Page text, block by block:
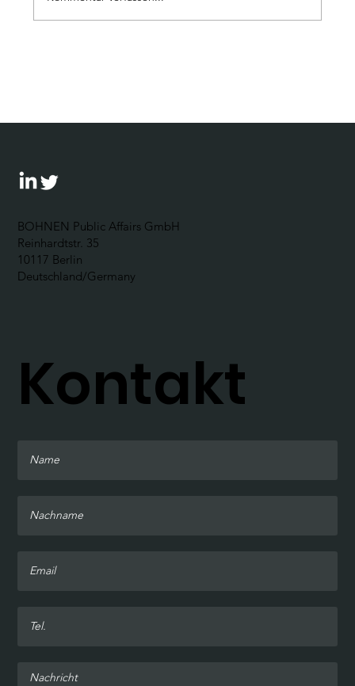
BOHNEN Public Affairs GmbH
Reinhardtstr. 35
10117 Berlin
Deutschland/Germany
Kontakt